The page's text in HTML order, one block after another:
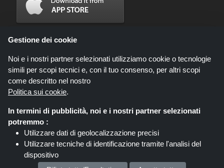
Codicegratuito.it è un sito web all'interno del quale potrai trovare migliaia di
da diversi network di affiliati. Codicegratuito.it o il suo staff non è autorizzato
ad intervenire nel processo di vendita che consegue dalle summenzionate
offerte. Codicegratuito.it guadagna, tuttavia, delle commissioni attraverso le
Gestione dei cookie
Noi e i nostri partner selezionati utilizziamo cookie o tecnologie
simili per scopi tecnici e, con il tuo consenso, per altri scopi
come descritto nel nostro
Politica sui cookie.
In termini di pubblicità, noi e i nostri partner selezionati
potremmo :
Utilizzare dati di geolocalizzazione precisi
Utilizzare tecniche di identificazione tramite l'analisi del
dispositivo
Memorizzare e/o accedere alle informazioni su un